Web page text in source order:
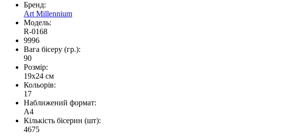
Бренд:
Art Millennium
Модель:
R-0168
9996
Вага бісеру (гр.):
90
Розмір:
19x24 см
Кольорів:
17
Наближений формат:
A4
Кількість бісерин (шт):
4675